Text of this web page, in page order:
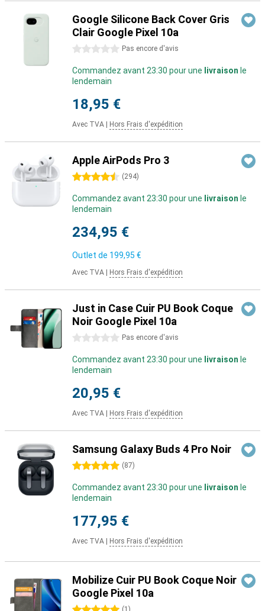
Google Silicone Back Cover Gris
Clair Google Pixel 10a
0 étoiles Pas encore d'avis
Commandez avant 23:30 pour une livraison le
lendemain
18,95 €
Avec TVA Hors Frais d'expédition
Apple AirPods Pro 3
4.5 étoiles (294)
Commandez avant 23:30 pour une livraison le
lendemain
234,95 €
Outlet de 199,95 €
Avec TVA Hors Frais d'expédition
Just in Case Cuir PU Book Coque
Noir Google Pixel 10a
0 étoiles Pas encore d'avis
Commandez avant 23:30 pour une livraison le
lendemain
20,95 €
Avec TVA Hors Frais d'expédition
Samsung Galaxy Buds 4 Pro Noir
5 étoiles (87)
Commandez avant 23:30 pour une livraison le
lendemain
177,95 €
Avec TVA Hors Frais d'expédition
Mobilize Cuir PU Book Coque Noir
Google Pixel 10a
(1 )